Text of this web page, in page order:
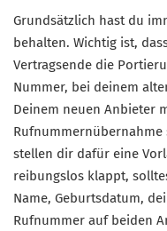
Grundsätzlich hast du
behalten. Wichtig ist,
Vertragsende die
Nummer, bei deinem
Deinem neuen Anbieter
Rufnummernübernahme
stellen dir dafür eine
reibungslos klappt,
Name, Geburtsdatum,
Rufnummer auf beiden